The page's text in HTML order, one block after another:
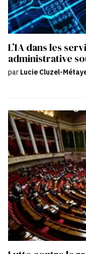
L’IA dans les
administrative
par Lucie Cluzel-